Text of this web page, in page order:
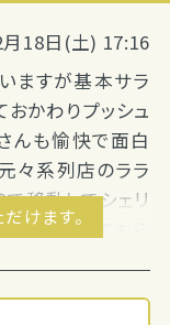
月18日(土) 17:16
ますが基本サラ
おかわりプッシュ
んも愉快で面白
々系列店のララ
移動してシェリ
ンを貸してもら
けます。